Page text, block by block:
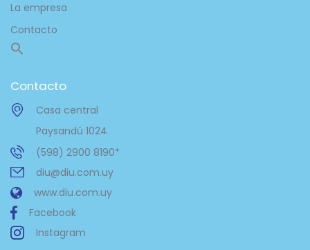
La empresa
Contacto
Contacto
Casa central
Paysandú 1024
(598) 2900 8190*
diu@diu.com.uy
www.diu.com.uy
Facebook
Instagram